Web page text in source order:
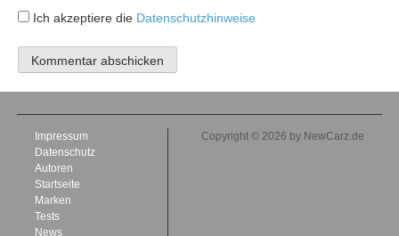
Ich akzeptiere die Datenschutzhinweise
Impressum
Datenschutz
Autoren
Startseite
Marken
Tests
News
Copyright © 2026 by NewCarz.de